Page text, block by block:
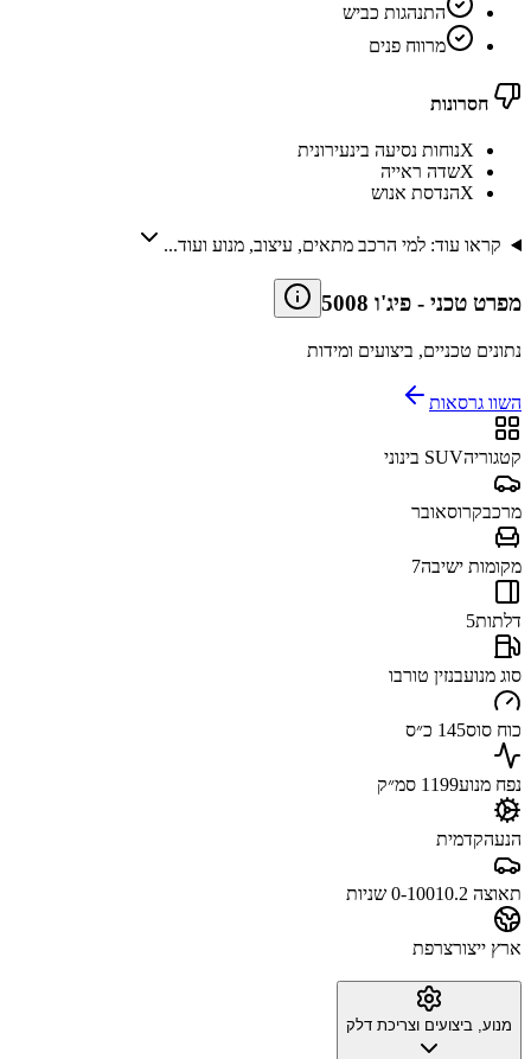
התנהגות כביש
מרווח פנים
חסרונות
Xנוחות נסיעה בינעירונית
Xשדה ראייה
Xהנדסת אנוש
קראו עוד: למי הרכב מתאים, עיצוב, מנוע ועוד...
מפרט טכני - פיג'ו 5008
נתונים טכניים, ביצועים ומידות
השוו גרסאות
קטגוריהSUV בינוני
מרכבקרוסאובר
מקומות ישיבה7
דלתות5
סוג מנועבנזין טורבו
כוח סוס145 כ״ס
נפח מנוע1199 סמ״ק
הנעהקדמית
תאוצה 0-100 10.2 שניות
ארץ ייצורצרפת
מנוע, ביצועים וצריכת דלק